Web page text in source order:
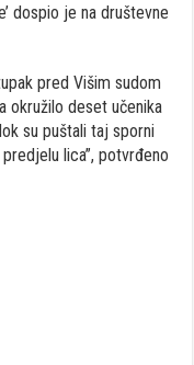
dospio je na društevne
pred Višim sudom
okružilo deset učenika
su puštali taj sporni
lica”, potvrđeno